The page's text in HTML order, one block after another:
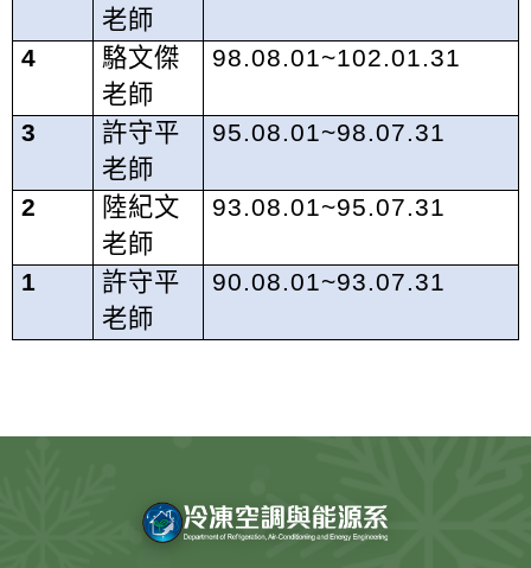
老師
4
駱文傑
老師
98.08.01~102.01.31
3
許守平
老師
95.08.01~98.07.31
2
陸紀文
老師
93.08.01~95.07.31
1
許守平
老師
90.08.01~93.07.31